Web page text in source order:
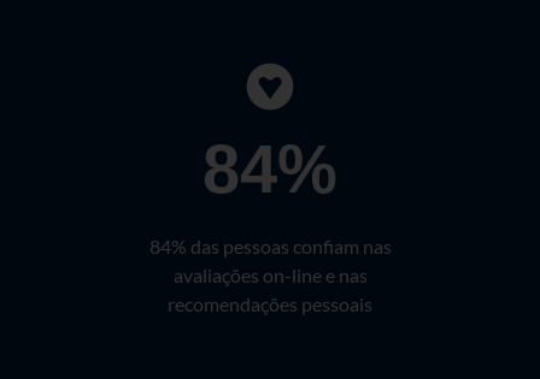
84%
84% das pessoas confiam nas
avaliações on-line e nas
recomendações pessoais